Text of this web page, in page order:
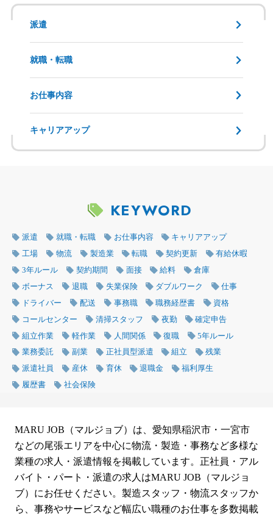
派遣
就職・転職
お仕事内容
キャリアアップ
KEYWORD
派遣 就職・転職 お仕事内容
キャリアアップ
工場
物流 製造業 転職 契約更新
有給休暇
3年ルール
契約期間 面接 給料
倉庫
ボーナス
退職 失業保険 ダブルワーク
仕事
ドライバー
配送 事務職 職務経歴書
資格
コールセンター
清掃スタッフ 夜勤
確定申告
組立作業
軽作業 人間関係 復職
5年ルール
業務委託
副業 正社員型派遣 組立
残業
派遣社員
産休 育休 退職金
福利厚生
履歴書
社会保険
MARU JOB（マルジョブ）は、愛知県稲沢市・一宮市
などの尾張エリアを中心に物流・製造・事務など多様な
業種の求人・派遣情報を掲載しています。正社員・アル
バイト・パート・派遣の求人はMARU JOB（マルジョ
ブ）にお任せください。製造スタッフ・物流スタッフか
ら、事務やサービスなど幅広い職種のお仕事を多数掲載